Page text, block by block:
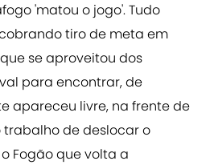
'matou o jogo'. Tudo
tiro de meta em
se aproveitou dos
para encontrar, de
apareceu livre, na frente de
trabalho de deslocar o
Fogão que volta a